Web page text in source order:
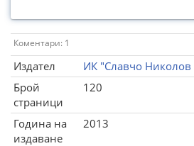
Коментари: 1
Издател
ИК "Славчо
Брой
страници
120
Година на
издаване
2013